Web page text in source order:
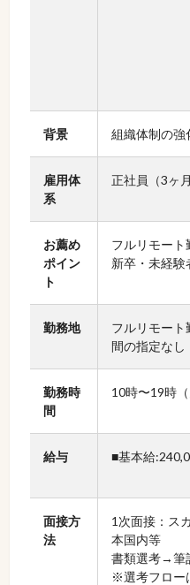
背景 組織体制の強
雇用体
系
正社員（3ヶ
お薦め
ポイン
ト
フルリモート
新卒・未経験
勤務地
フルリモー
間の指定なし
勤務時
間
10時〜19時（
給与 ■基本給
面接方
法
1次面接：ス
本国内等
書類選考→筆
※選考フロー